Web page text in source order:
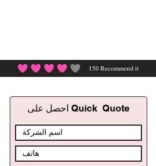
150Recommend it
احصل على Quick Quote